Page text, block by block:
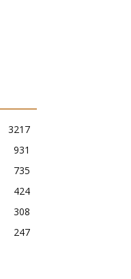
3217
931
735
424
308
247